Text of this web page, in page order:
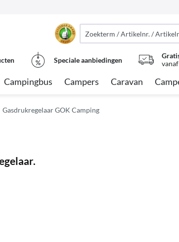
Speciale aanbiedingen
Campingbus Campers Caravan
Gasdrukregelaar GOK Camping